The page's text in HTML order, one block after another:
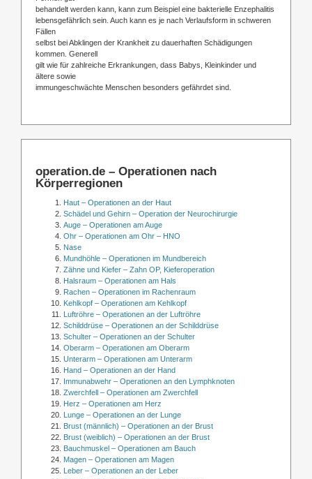
behandelt werden kann, kann zum Beispiel eine bakterielle Enzephalitis
lebensgefährlich sein. Auch kann es je nach Verlaufsform in schweren
Fällen
selbst bei Abklingen der Krankheit zu dauerhaften Schädigungen
kommen. Generell
gilt wie für zahlreiche Erkrankungen, dass Babys, Kleinkinder und
ältere sowie
immungeschwächte Menschen besonders gefährdet sind.
operation.de – Operationen nach
Körperregionen
Haut – Operationen an der Haut
Schädel und Gehirn – Operation der Neurochirurgie
Auge – Operationen am Auge
Ohr – Operationen am Ohr – HNO
Nase
Mundhöhle – Operationen im Mundbereich
Zähne und Kiefer – Zahn OP, Kieferoperation
Halsraum – Operationen am Hals
Rachen – Operationen im Rachenraum
Kehlkopf – Operationen am Kehlkopf
Luftröhre – Operationen an der Luftröhre
Schilddrüse – Operationen an der Schilddrüse
Schulter – Operationen an der Schulter
Oberarm – Operationen am Oberarm
Unterarm – Operationen am Unterarm
Hand – Operationen an der Hand
Immunabwehr – Operationen an den Lymphknoten
Zwerchfell – Operationen am Zwerchfell
Herz – Operationen am Herz
Lunge – Operationen an der Lunge
Brust (männlich) – Operationen an der Brust
Brust (weiblich) – Operationen an der Brust
Bauchmuskel – Operationen am Bauch
Magen – Operationen am Magen
Leber – Operationen an der Leber